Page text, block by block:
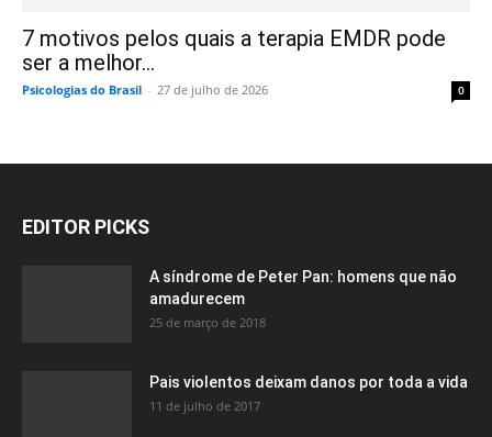
7 motivos pelos quais a terapia EMDR pode
ser a melhor...
Psicologias do Brasil - 27 de julho de 2026 0
EDITOR PICKS
A síndrome de Peter Pan: homens que não
amadurecem
25 de março de 2018
Pais violentos deixam danos por toda a vida
11 de julho de 2017